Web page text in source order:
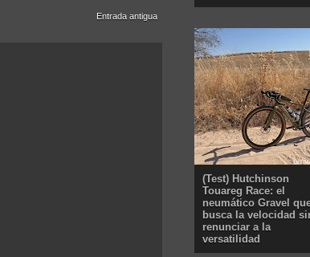
Entrada antigua
(Test) Hutchinson
Touareg Race: el
neumático Gravel
busca la velocidad
renunciar a la
versatilidad